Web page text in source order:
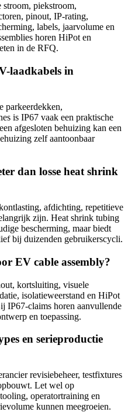
piekstroom,
pinout, IP-rating,
labels, jaarvolume en
horen HiPot en
in de RFQ.
laadkabels in
parkeerdekken,
is IP67 vaak een praktische
afgesloten behuizing kan een
zelf aantoonbaar
dan losse heat shrink
afdichting, repetitieve
zijn. Heat shrink tubing
bescherming, maar biedt
bij duizenden gebruikerscycli.
EV cable assembly?
kortsluiting, visuele
isolatieweerstand en HiPot
IP67-claims horen aanvullende
en toepassing.
en serieproductie
revisiebeheer, testfixtures
Let wel op
operatortraining en
kunnen meegroeien.